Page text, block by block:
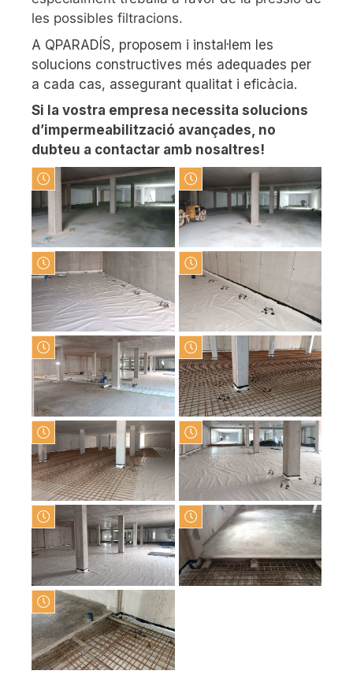
les possibles filtracions.
A QPARADÍS, proposem i instal·lem les
solucions constructives més adequades per
a cada cas, assegurant qualitat i eficàcia.
Si la vostra empresa necessita solucions
d’impermeabilització avançades, no
dubteu a contactar amb nosaltres!